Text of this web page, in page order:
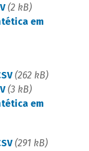
(2 kB)
em
(262 kB)
(3 kB)
em
(291 kB)